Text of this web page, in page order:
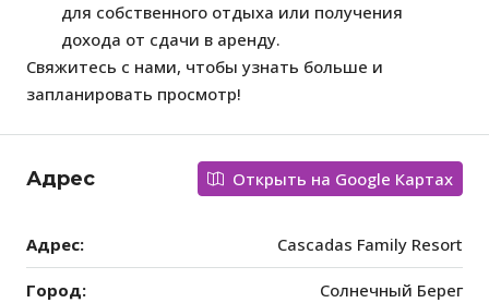
для собственного отдыха или получения
дохода от сдачи в аренду.
Свяжитесь с нами, чтобы узнать больше и
запланировать просмотр!
Адрес Открыть на Google Картах
Адрес: Cascadas Family Resort
Город: Солнечный Берег